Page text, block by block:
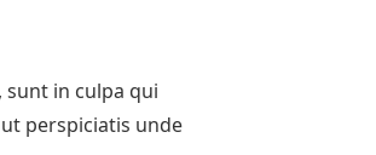
in culpa qui
perspiciatis unde